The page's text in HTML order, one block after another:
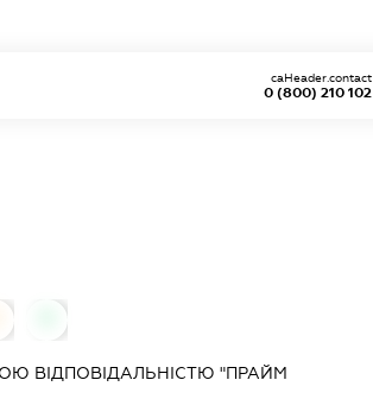
0 (800) 210 102
caHeader.contact
ВІДПОВІДАЛЬНІСТЮ "ПРАЙМ